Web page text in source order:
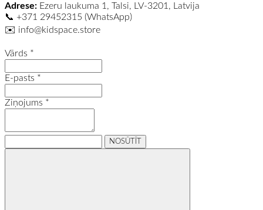
Adrese: Ezeru laukuma 1, Talsi, LV-3201, Latvija
📞 +371 29452315 (WhatsApp)
✉️ info@kidspace.store
Vārds *
E-pasts *
Ziņojums *